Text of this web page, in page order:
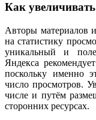
Как
Авторы материалов
на статистику
уникальный и
Яндекса
поскольку именно
число просмотров.
числе и путём
сторонних ресурсах.